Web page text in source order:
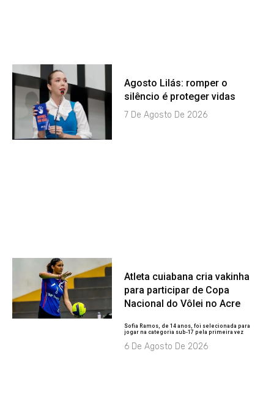
Agosto Lilás: romper o
silêncio é proteger vidas
7 De Agosto De 2026
Atleta cuiabana cria vakinha
para participar de Copa
Nacional do Vôlei no Acre
Sofia Ramos, de 14 anos, foi selecionada para
jogar na categoria sub-17 pela primeira vez
6 De Agosto De 2026